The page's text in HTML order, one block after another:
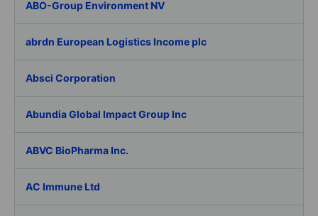
ABO-Group Environment NV
abrdn European Logistics Income plc
Absci Corporation
Abundia Global Impact Group Inc
ABVC BioPharma Inc.
AC Immune Ltd